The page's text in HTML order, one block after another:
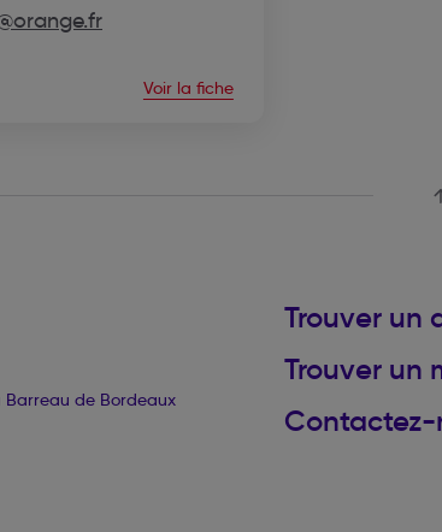
Voir la fiche
de Bordeaux
Trouver un
Trouver un
Contactez-